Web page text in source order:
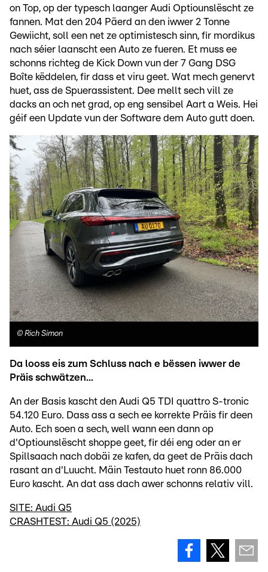
on Top, op der typesch laanger Audi Optiounslëscht ze
fannen. Mat den 204 Päerd an den iwwer 2 Tonne
Gewiicht, soll een net ze optimistesch sinn, fir mordikus
nach séier laanscht een Auto ze fueren. Et muss ee
schonns richteg de Kick Down vun der 7 Gang DSG
Boîte këddelen, fir dass et viru geet. Wat mech genervt
huet, ass de Spuerassistent. Dee mellt sech vill ze
dacks an och net grad, op eng sensibel Aart a Weis. Hei
géif een Update vun der Software dem Auto gutt doen.
© Rich Simon
Da looss eis zum Schluss nach e bëssen iwwer de
Präis schwätzen...
An der Basis kascht den Audi Q5 TDI quattro S-tronic
54.120 Euro. Dass ass a sech ee korrekte Präis fir deen
Auto. Ech soen a sech, well wann een dann op
d'Optiounslëscht shoppe geet, fir déi eng oder an er
Spillsaach nach dobäi ze kafen, da geet de Präis dach
rasant an d'Luucht. Mäin Testauto huet ronn 86.000
Euro kascht. An dat ass dach awer schonns relativ vill.
SITE: Audi Q5
CRASHTEST: Audi Q5 (2025)